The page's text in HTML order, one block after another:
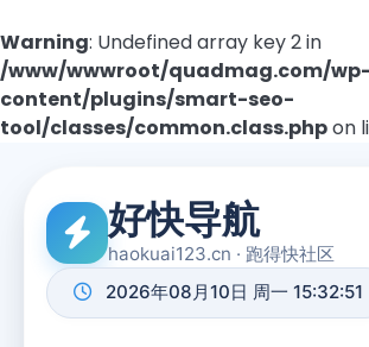
Warning: Undefined array key 2 in
/www/wwwroot/quadmag.com/wp-
content/plugins/smart-seo-
tool/classes/common.class.phpon